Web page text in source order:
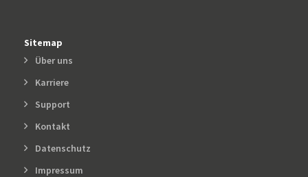
Sitemap
Über uns
Karriere
Support
Kontakt
Datenschutz
Impressum